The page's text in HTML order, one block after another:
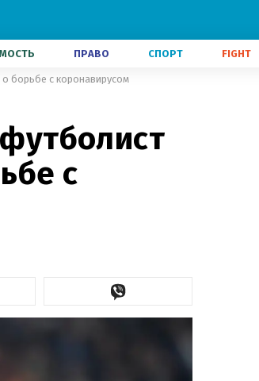
ПРАВО СПОРТ FIGHT
борьбе с коронавирусом
с